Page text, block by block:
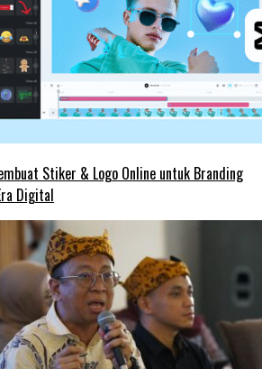
Stiker & Logo Online untuk Branding
Digital